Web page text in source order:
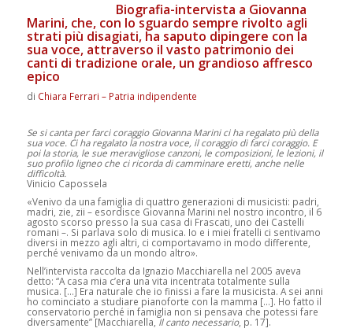
Biografia-intervista a Giovanna
Marini, che, con lo sguardo sempre rivolto agli
strati più disagiati, ha saputo dipingere con la
sua voce, attraverso il vasto patrimonio dei
canti di tradizione orale, un grandioso affresco
epico
di Chiara Ferrari – Patria indipendente
Se si canta per farci coraggio Giovanna Marini ci ha regalato più della
sua voce. Ci ha regalato la nostra voce, il coraggio di farci coraggio. E
poi la storia, le sue meravigliose canzoni, le composizioni, le lezioni, il
suo profilo ligneo che ci ricorda di camminare eretti, anche nelle
difficoltà.
Vinicio Capossela
«Venivo da una famiglia di quattro generazioni di musicisti: padri,
madri, zie, zii – esordisce Giovanna Marini nel nostro incontro, il 6
agosto scorso presso la sua casa di Frascati, uno dei Castelli
romani –. Si parlava solo di musica. Io e i miei fratelli ci sentivamo
diversi in mezzo agli altri, ci comportavamo in modo differente,
perché venivamo da un mondo altro».
Nell’intervista raccolta da Ignazio Macchiarella nel 2005 aveva
detto: “A casa mia c’era una vita incentrata totalmente sulla
musica. […] Era naturale che io finissi a fare la musicista. A sei anni
ho cominciato a studiare pianoforte con la mamma […]. Ho fatto il
conservatorio perché in famiglia non si pensava che potessi fare
diversamente” [Macchiarella,Il canto necessario, p. 17].